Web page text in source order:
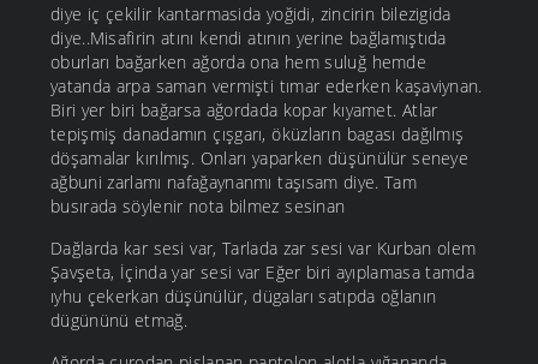
diye iç çekilir kantarmasida yoğidi, zincirin bilezigida
diye..Misafirin atını kendi atının yerine bağlamıştıda
oburları bağarken ağorda ona hem suluğ hemde
yatanda arpa saman vermişti tımar ederken kaşaviynan.
Biri yer biri bağarsa ağordada kopar kıyamet. Atlar
tepişmiş danadamın çışgarı, öküzların bagası dağılmış
döşamalar kırılmış. Onları yaparken düşünülür seneye
ağbuni zarlamı nafağaynanmı taşısam diye. Tam
busırada söylenir nota bilmez sesinan
Dağlarda kar sesi var, Tarlada zar sesi var Kurban olem
Şavşeta, İçinda yar sesi var Eğer biri ayıplamasa tamda
ıyhu çekerkan düşünülür, dügaları satıpda oğlanın
dügününü etmağ.